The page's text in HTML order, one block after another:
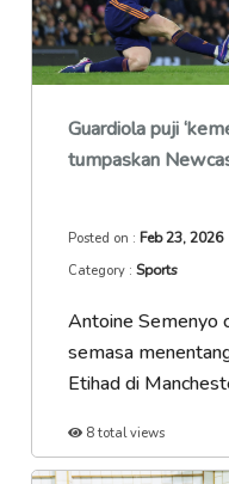
Guardiola puji
tumpaskan
Posted on :Feb 23, 2026
Category :Sports
Antoine Semenyo
semasa
Etihad di
8 total views